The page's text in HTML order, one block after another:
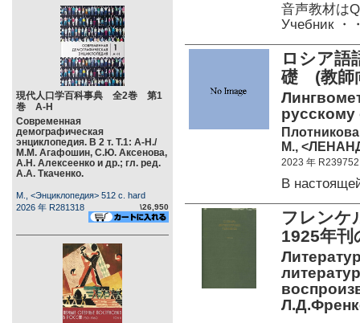
現代人口学百科事典 全2巻 第1
巻 А-Н
Современная
демографическая
энциклопедия. В 2 т. Т.1: А-Н./
М.М. Агафошин, С.Ю. Аксенова,
А.Н. Алексеенко и др.; гл. ред.
А.А. Ткаченко.
М., <Энциклопедия> 512 c. hard
2026 年 R281318
\26,950
音声教材は
Учебник ・
ロシア語
礎 (教師
русскому
М.,
2023 年 R239752
В
フレン
1925年